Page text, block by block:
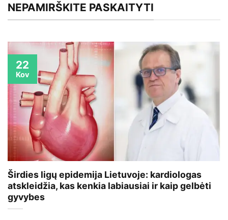
NEPAMIRŠKITE PASKAITYTI
Širdies ligų epidemija Lietuvoje: kardiologas
atskleidžia, kas kenkia labiausiai ir kaip gelbėti
gyvybes
22
Kov